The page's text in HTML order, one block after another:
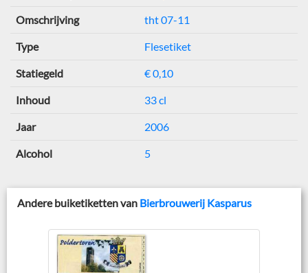
Omschrijving tht 07-11
Type Flesetiket
Statiegeld € 0,10
Inhoud 33 cl
Jaar 2006
Alcohol 5
Andere buiketiketten van Bierbrouwerij Kasparus